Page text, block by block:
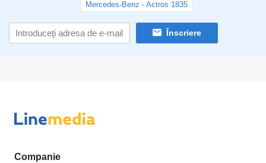
Mercedes-Benz - Actros 1835
Înscriere
Companie